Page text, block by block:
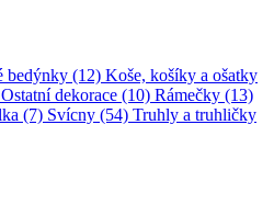
bedýnky (12) Koše, košíky a ošatky
Ostatní dekorace (10) Rámečky (13)
(7) Svícny (54) Truhly a truhličky